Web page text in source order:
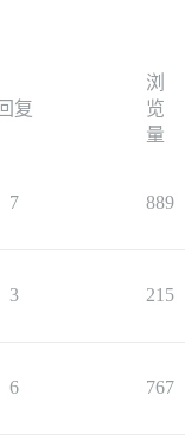
回复
浏
览
量
7 889
3 215
6 767